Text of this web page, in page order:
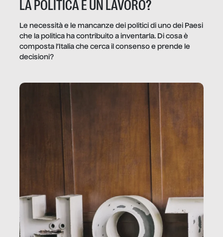
LA POLITICA È UN LAVORO?
Le necessità e le mancanze dei politici di uno dei Paesi
che la politica ha contribuito a inventarla. Di cosa è
composta l’Italia che cerca il consenso e prende le
decisioni?